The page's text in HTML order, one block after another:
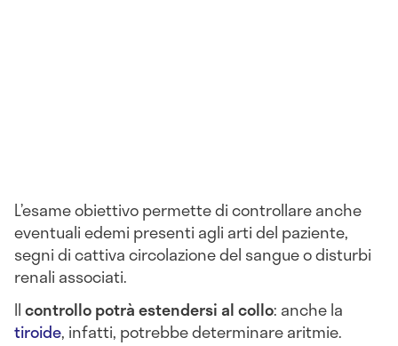
L’esame obiettivo permette di controllare anche
eventuali edemi presenti agli arti del paziente,
segni di cattiva circolazione del sangue o disturbi
renali associati.
Ilcontrollo potrà estendersi al collo: anche la
tiroide, infatti, potrebbe determinare aritmie.